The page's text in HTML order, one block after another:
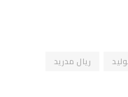
ريال مدريد